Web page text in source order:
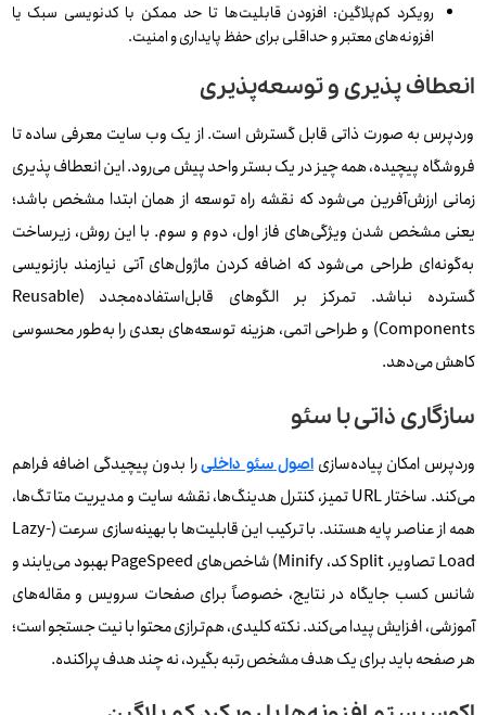
رویکرد کم‌پلاگین: افزودن قابلیت‌ها تا حد ممکن با کدنویسی سبک یا
افزونه‌های معتبر و حداقلی برای حفظ پایداری و امنیت.
انعطاف‌ پذیری و توسعه‌پذیری
وردپرس به‌ صورت ذاتی قابل گسترش است. از یک وب سایت معرفی ساده تا
فروشگاه پیچیده، همه‌ چیز در یک بستر واحد پیش می‌رود. این انعطاف‌ پذیری
زمانی ارزش‌آفرین می‌شود که نقشه راه توسعه از همان ابتدا مشخص باشد؛
یعنی مشخص شدن ویژگی‌های فاز اول، دوم و سوم. با این روش، زیرساخت
به‌گونه‌ای طراحی می‌شود که اضافه‌ کردن ماژول‌های آتی نیازمند بازنویسی
گسترده نباشد. تمرکز بر الگوهای قابل‌استفاده‌مجدد (Reusable
Components) و طراحی اتمی، هزینه توسعه‌های بعدی را به‌طور محسوسی
کاهش می‌دهد.
سازگاری ذاتی با سئو
وردپرس امکان پیاده‌سازی اصول سئو داخلیرا بدون پیچیدگی اضافه فراهم
می‌کند. ساختار URL تمیز، کنترل هدینگ‌ها، نقشه سایت و مدیریت متا تگ‌ها،
همه از عناصر پایه هستند. با ترکیب این قابلیت‌ها با بهینه‌سازی سرعت (Lazy-
Load تصاویر، Split کد، Minify) شاخص‌های PageSpeed بهبود می‌یابند و
شانس کسب جایگاه در نتایج، خصوصاً برای صفحات سرویس و مقاله‌های
آموزشی، افزایش پیدا می‌کند. نکته کلیدی، هم‌ترازی محتوا با نیت جستجو است؛
هر صفحه باید برای یک هدف مشخص رتبه بگیرد، نه چند هدف پراکنده.